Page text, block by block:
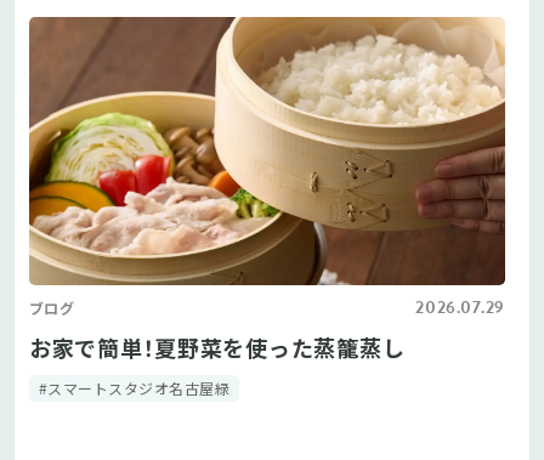
ブログ 2026.07.29
お家で簡単！夏野菜を使った蒸籠蒸し
#スマートスタジオ名古屋緑